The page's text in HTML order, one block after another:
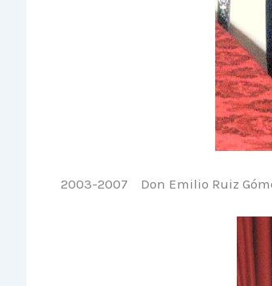
2003-2007 Don Emilio Ruiz